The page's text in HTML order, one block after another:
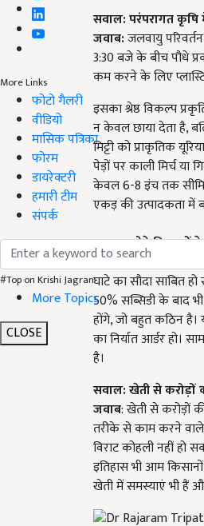
More Links
फोटो गैलरी
वीडियो
मासिक पत्रिका
फोरम
डायरेक्टरी
हमारी टीम
संपर्क
#Top on Krishi Jagran
More Topics
CLOSE
सवाल: परंपरागत कृषि
जवाब:जलवायु
3:30 बजे के बीच पौधे
कम करने के लिए
इसका श्रेष्ठ विकल्प
न केवल छाया देता है,
मिट्टी को प्राकृतिक
पेड़ों पर काली मिर्च
केवल 6-8 इंच तक
एकड़ की उत्पादकता में
सवाल: छोटे किसानों
जवाब:पॉली हाउस उन
घाटे का सौदा साबित
50% सब्सिडी के बाद
होंगे, जो बहुत कठिन
का निर्यात आर्डर हो।
है।
सवाल: खेती से करोड़ों
जवाब: खेती से करोड़ों
तरीके से काम करने
विराट कोहली नहीं
इतिहास भी आम
खेती में समस्याएं भी हैं और